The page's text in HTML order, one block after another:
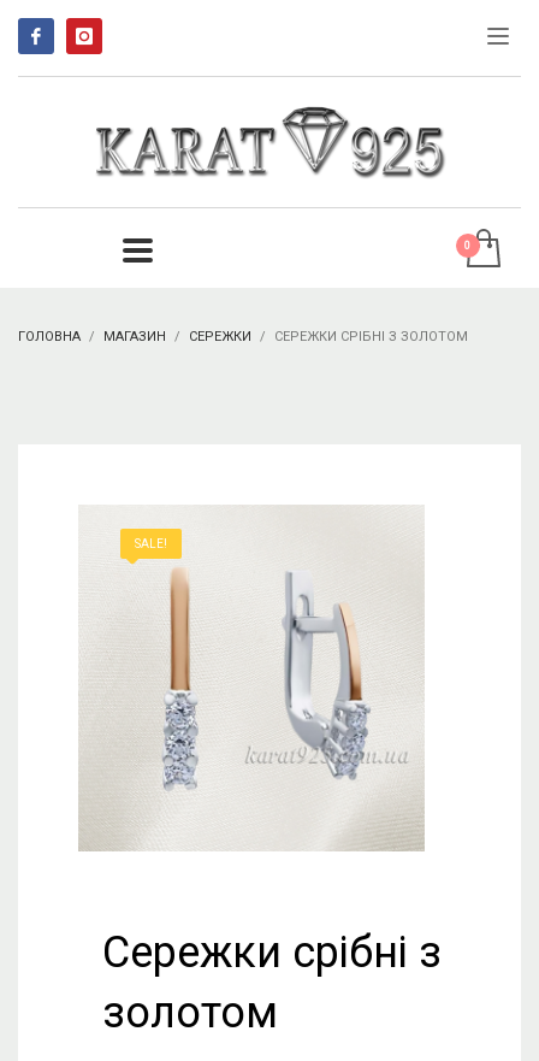
ГОЛОВНА МАГАЗИН СЕРЕЖКИ СЕРЕЖКИ СРІБНІ З ЗОЛОТОМ
SALE!
Сережки срібні з
золотом